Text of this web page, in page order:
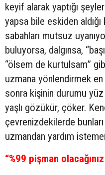
keyif alarak yaptığı
yapsa bile eskiden
sabahları mutsuz
buluyorsa, dalgınsa,
“ölsem de kurtulsam”
uzmana yönlendirmek
sonra kişinin durumu
yaşlı gözükür, çöker.
çevrenizdekilerde
uzmandan yardım
“%99 pişman